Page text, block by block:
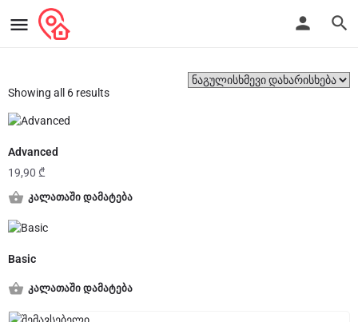
Showing all 6 results
Advanced
19,90 ₾
კალათაში დამატება
Basic
კალათაში დამატება